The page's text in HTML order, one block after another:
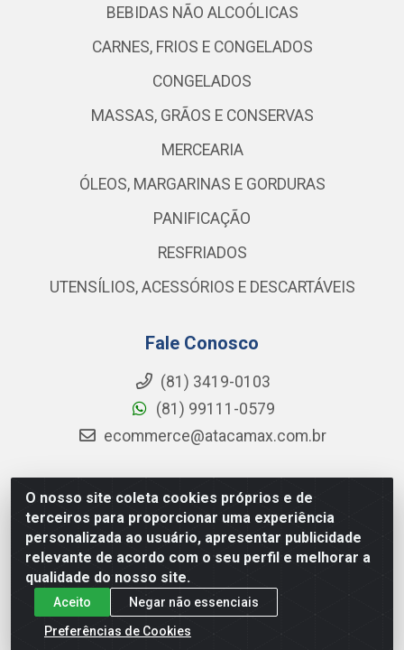
O nosso site coleta cookies próprios e de
terceiros para proporcionar uma experiência
personalizada ao usuário, apresentar publicidade
relevante de acordo com o seu perfil e melhorar a
qualidade do nosso site.
Aceito
Negar não essenciais
Preferências de Cookies
BEBIDAS NÃO ALCOÓLICAS
CARNES, FRIOS E CONGELADOS
CONGELADOS
MASSAS, GRÃOS E CONSERVAS
MERCEARIA
ÓLEOS, MARGARINAS E GORDURAS
PANIFICAÇÃO
RESFRIADOS
UTENSÍLIOS, ACESSÓRIOS E DESCARTÁVEIS
Fale Conosco
(81) 3419-0103
(81) 99111-0579
ecommerce@atacamax.com.br
Atacamax Importadora de Alimentos LTDA - RODOVIA BR-
101 - SUL, KM 79,60 GP E GALPAO:D - Muribeca, Jaboatão dos
Guararapes - PE, 54355-010 - CNPJ 08.305.623/0001-84